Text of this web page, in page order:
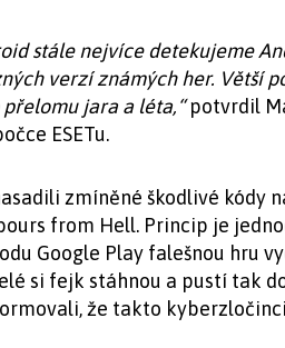
stále nejvíce detekujeme
verzí známých her. Větší
jara a léta,“potvrdil
ESETu.
zmíněné škodlivé kódy
from Hell. Princip je
Google Play falešnou hru
si fejk stáhnou a pustí tak
že takto